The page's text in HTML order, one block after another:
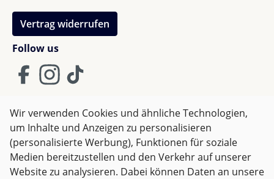
Follow us
Vertrag widerrufen
AGB Impressum
Datenschutz
Widerrufsrecht
Wir verwenden Cookies und ähnliche Technologien,
um Inhalte und Anzeigen zu personalisieren
(personalisierte Werbung), Funktionen für soziale
Medien bereitzustellen und den Verkehr auf unserer
Website zu analysieren. Dabei können Daten an unsere